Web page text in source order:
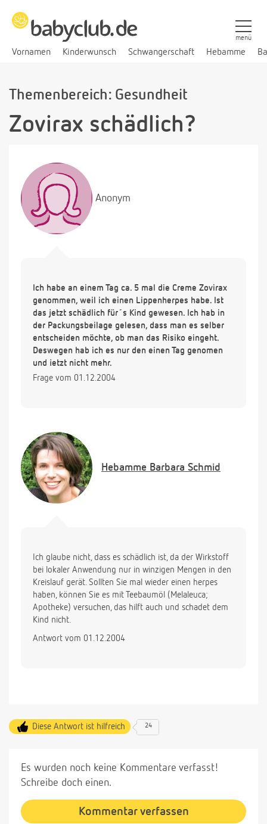
Vornamen Kinderwunsch Schwangerschaft Hebamme
menü
Themenbereich: Gesundheit
Zovirax schädlich?
Anonym
Ich habe an einem Tag ca. 5 mal die Creme Zovirax
genommen, weil ich einen Lippenherpes habe. Ist
das jetzt schädlich für´s Kind gewesen. Ich hab in
der Packungsbeilage gelesen, dass man es selber
entscheiden möchte, ob man das Risiko eingeht.
Deswegen hab ich es nur den einen Tag genomen
und jetzt nicht mehr.
Frage vom 01.12.2004
Hebamme Barbara Schmid
Ich glaube nicht, dass es schädlich ist, da der Wirkstoff
bei lokaler Anwendung nur in winzigen Mengen in den
Kreislauf gerät. Sollten Sie mal wieder einen herpes
haben, können Sie es mit Teebaumöl (Melaleuca;
Apotheke) versuchen, das hilft auch und schadet dem
Kind nicht.
Antwort vom 01.12.2004
Diese Antwort ist hilfreich 24
Es wurden noch keine Kommentare verfasst!
Schreibe doch einen.
Kommentar verfassen